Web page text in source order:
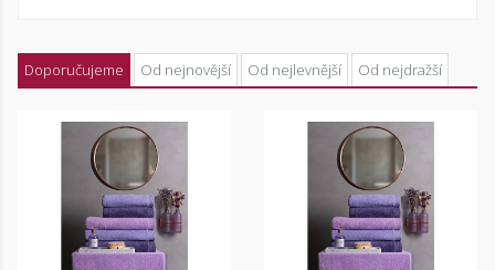
Doporučujeme Od nejnovější Od nejlevnější Od nejdražší